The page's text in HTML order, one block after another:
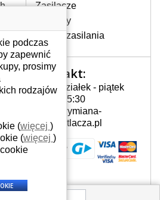
JAKOŚCI!
naszym magazynie przez
okres gwarancji posiadamy
wysokiej jakości
matryce klasy A+ bez
pikseli.
EKRAN
PRESARIO
można dobrać do
laptopa, którego
znaleźć na naklejce
lub pod baterią, bywa
Jeżeli zepsuty lub
Zasilacze
Zawiasy
Złącza zasilania
Kontakt:
Poniedziałek - piątek
7:00 - 15:30
info@wymiana-
wyswietlacza.pl
podczas
zapewnić
prosimy
rodzajów
(więcej )
(więcej )